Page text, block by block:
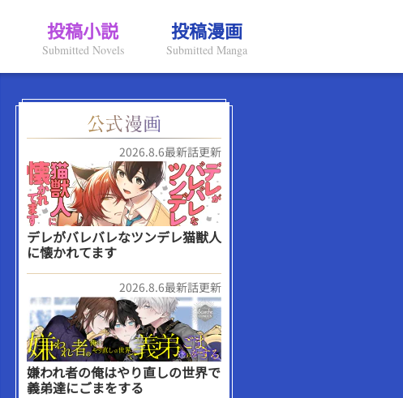
投稿小説
Submitted Novels
投稿漫画
Submitted Manga
2026.8.6最新話更新
デレがバレバレなツンデレ猫獣人
に懐かれてます
2026.8.6最新話更新
嫌われ者の俺はやり直しの世界で
義弟達にごまをする